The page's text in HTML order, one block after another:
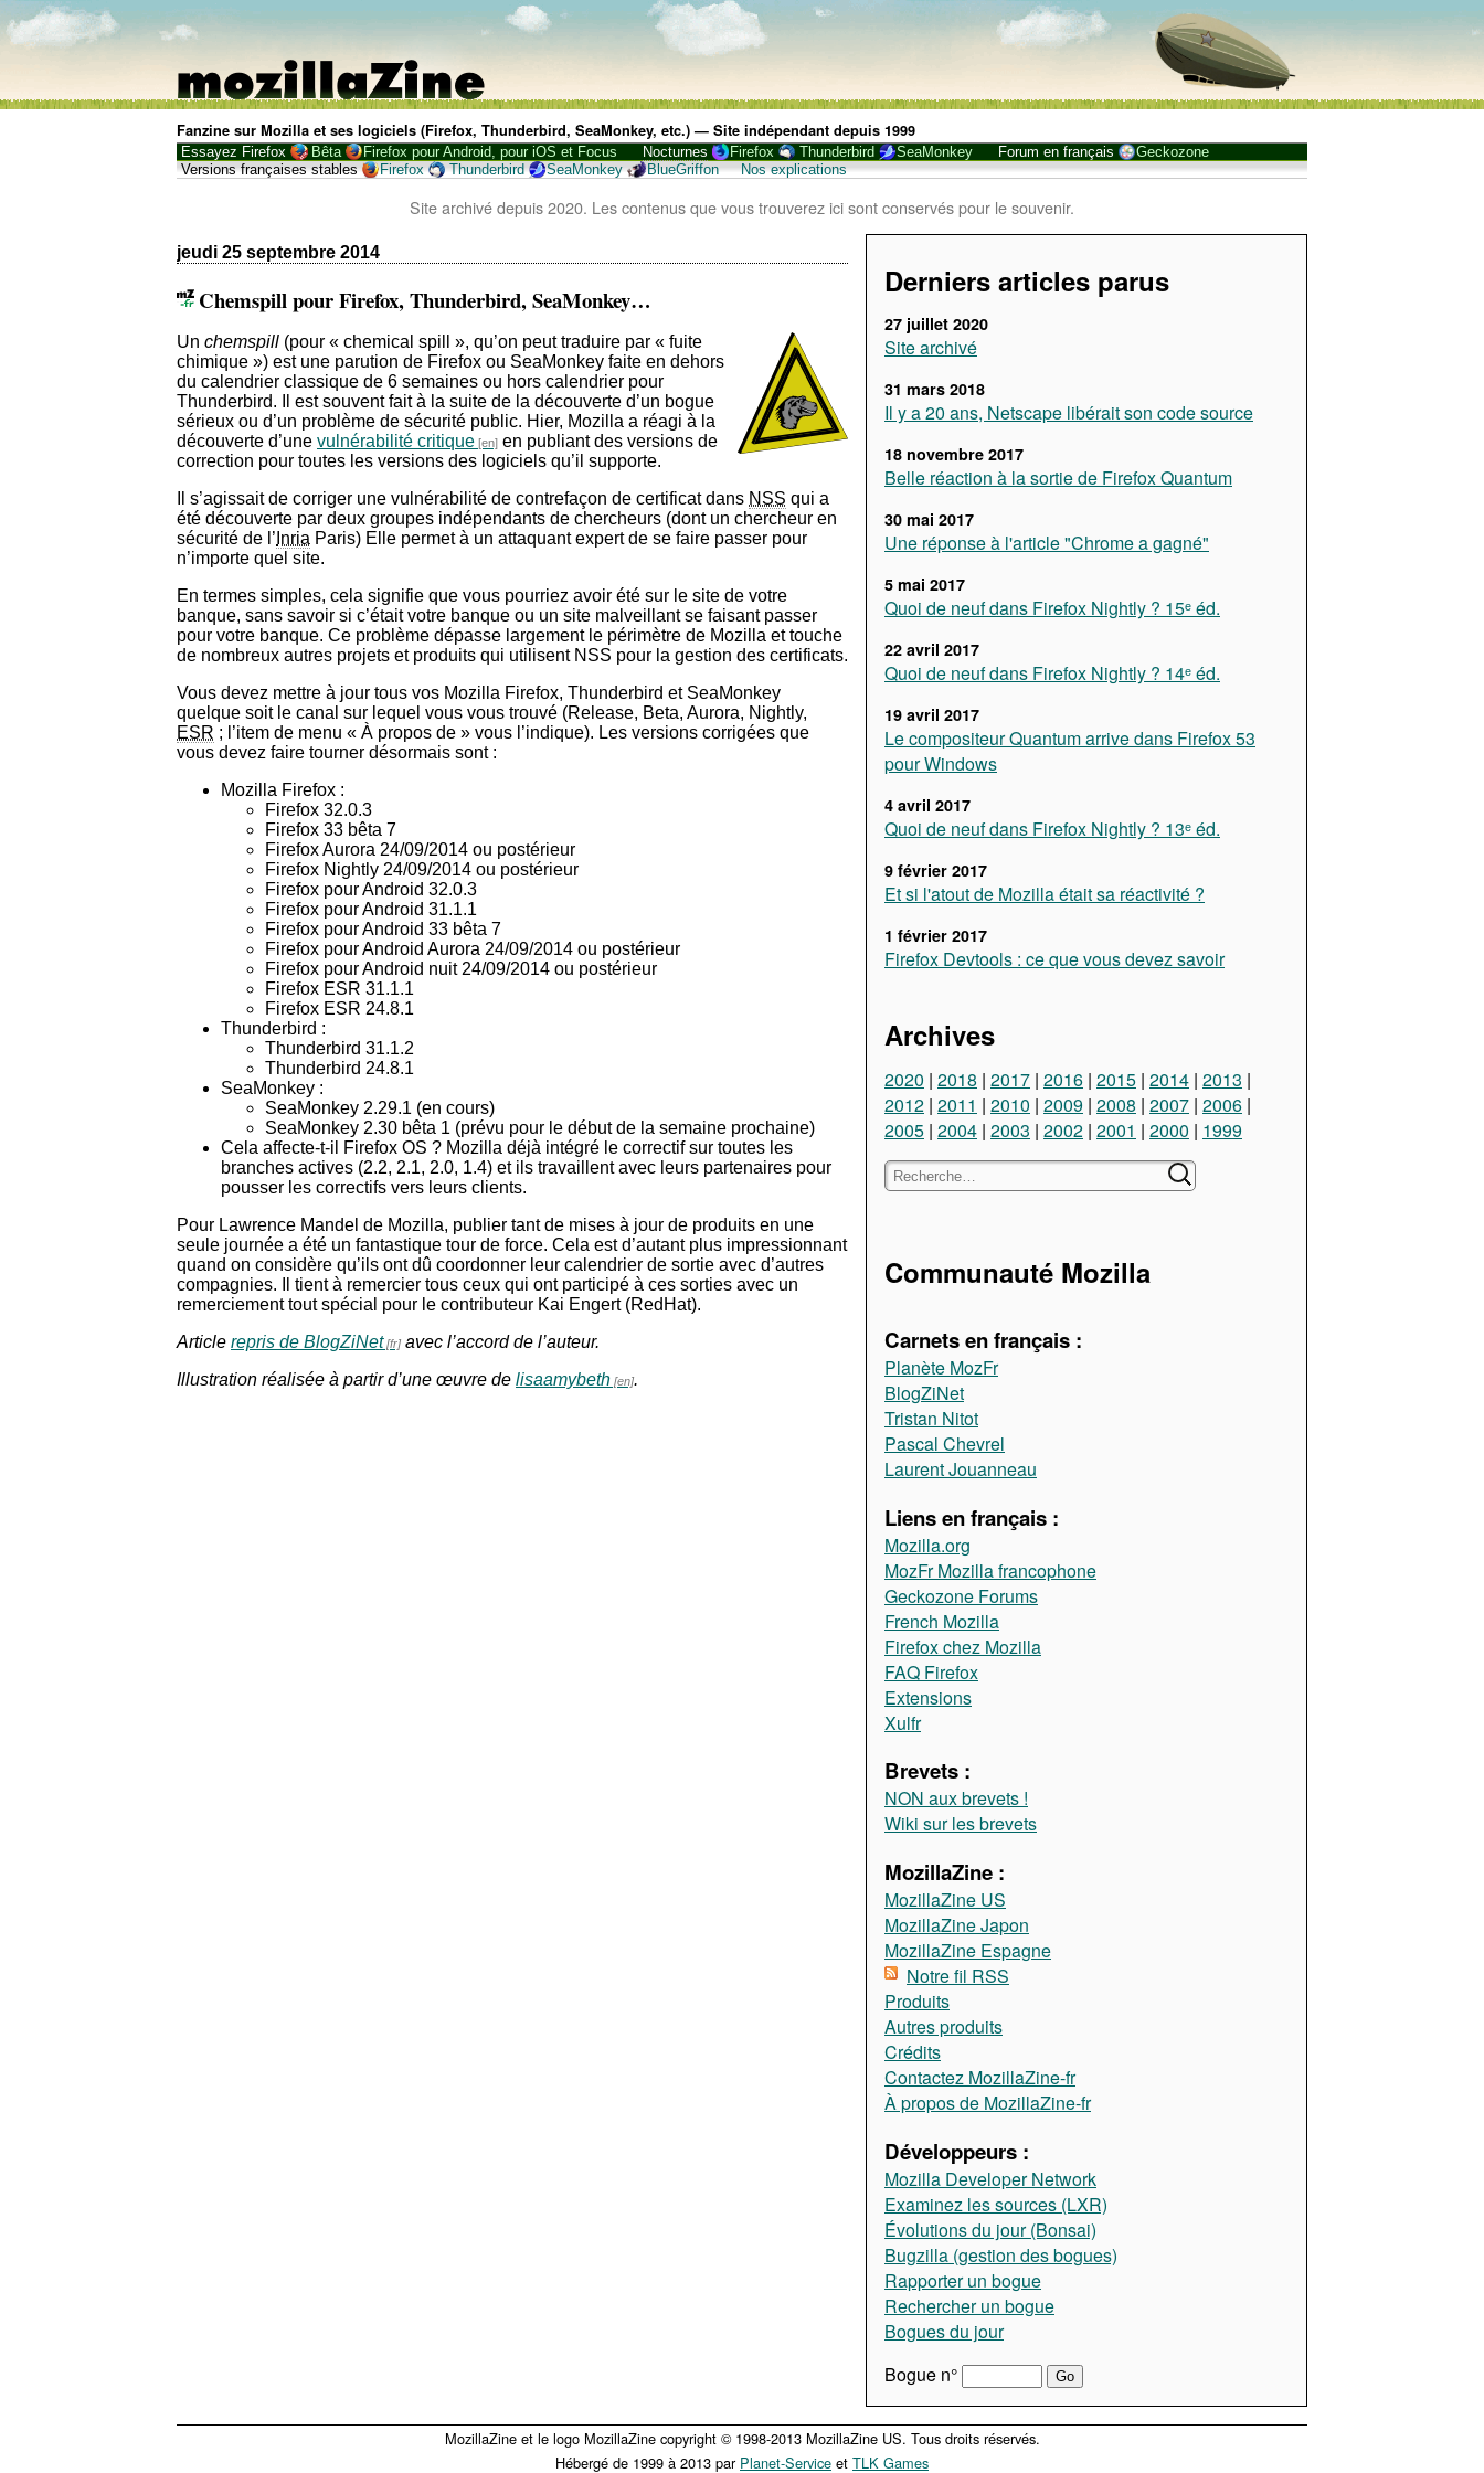
Fanzine sur Mozilla et ses logiciels (Firefox, Thunderbird, SeaMonkey, etc.) — Site indépendant depuis 1999
Essayez Firefox Bêta Firefox pour Android, pour iOS et Focus Nocturnes Firefox Thunderbird SeaMonkey Forum en français
Geckozone
Versions françaises stables
Firefox Thunderbird SeaMonkey BlueGriffon Nos explications
Site archivé depuis 2020. Les contenus que vous trouverez ici sont conservés pour le souvenir.
Derniers articles parus
27 juillet 2020
Site archivé
31 mars 2018
Il y a 20 ans, Netscape libérait son code source
18 novembre 2017
Belle réaction à la sortie de Firefox Quantum
30 mai 2017
Une réponse à l'article "Chrome a gagné"
5 mai 2017
Quoi de neuf dans Firefox Nightly ? 15ᵉ éd.
22 avril 2017
Quoi de neuf dans Firefox Nightly ? 14ᵉ éd.
19 avril 2017
Le compositeur Quantum arrive dans Firefox 53
pour Windows
4 avril 2017
Quoi de neuf dans Firefox Nightly ? 13ᵉ éd.
9 février 2017
Et si l'atout de Mozilla était sa réactivité ?
1 février 2017
Firefox Devtools : ce que vous devez savoir
Archives
2020 2018 2017 2016 2015 2014 2013
2012 2011 2010 2009 2008 2007 2006
2005 2004 2003 2002 2001 2000 1999
Communauté Mozilla
Carnets en français :
Planète MozFr
BlogZiNet
Tristan Nitot
Pascal Chevrel
Laurent Jouanneau
Liens en français :
Mozilla.org
MozFr Mozilla francophone
Geckozone Forums
French Mozilla
Firefox chez Mozilla
FAQ Firefox
Extensions
Xulfr
Brevets :
NON aux brevets !
Wiki sur les brevets
MozillaZine :
MozillaZine US
MozillaZine Japon
MozillaZine Espagne
Notre fil RSS
Produits
Autres produits
Crédits
Contactez MozillaZine-fr
À propos de MozillaZine-fr
Développeurs :
Mozilla Developer Network
Examinez les sources (LXR)
Évolutions du jour (Bonsai)
Bugzilla (gestion des bogues)
Rapporter un bogue
Rechercher un bogue
Bogues du jour
Bogue n°
jeudi 25 septembre 2014
Chemspill pour Firefox, Thunderbird, SeaMonkey…
Un chemspill (pour « chemical spill », qu’on peut traduire par « fuite
chimique ») est une parution de Firefox ou SeaMonkey faite en dehors
du calendrier classique de 6 semaines ou hors calendrier pour
Thunderbird. Il est souvent fait à la suite de la découverte d’un bogue
sérieux ou d’un problème de sécurité public. Hier, Mozilla a réagi à la
découverte d’une vulnérabilité critique
en publiant des versions de
correction pour toutes les versions des logiciels qu’il supporte.
Il s’agissait de corriger une vulnérabilité de contrefaçon de certificat dans NSS qui a
été découverte par deux groupes indépendants de chercheurs (dont un chercheur en
sécurité de l’ Inria Paris) Elle permet à un attaquant expert de se faire passer pour
n’importe quel site.
En termes simples, cela signifie que vous pourriez avoir été sur le site de votre
banque, sans savoir si c’était votre banque ou un site malveillant se faisant passer
pour votre banque. Ce problème dépasse largement le périmètre de Mozilla et touche
de nombreux autres projets et produits qui utilisent NSS pour la gestion des certificats.
Vous devez mettre à jour tous vos Mozilla Firefox, Thunderbird et SeaMonkey
quelque soit le canal sur lequel vous vous trouvé (Release, Beta, Aurora, Nightly,
ESR ; l’item de menu « À propos de » vous l’indique). Les versions corrigées que
vous devez faire tourner désormais sont :
Mozilla Firefox :
Firefox 32.0.3
Firefox 33 bêta 7
Firefox Aurora 24/09/2014 ou postérieur
Firefox Nightly 24/09/2014 ou postérieur
Firefox pour Android 32.0.3
Firefox pour Android 31.1.1
Firefox pour Android 33 bêta 7
Firefox pour Android Aurora 24/09/2014 ou postérieur
Firefox pour Android nuit 24/09/2014 ou postérieur
Firefox ESR 31.1.1
Firefox ESR 24.8.1
Thunderbird :
Thunderbird 31.1.2
Thunderbird 24.8.1
SeaMonkey :
SeaMonkey 2.29.1 (en cours)
SeaMonkey 2.30 bêta 1 (prévu pour le début de la semaine prochaine)
Cela affecte-t-il Firefox OS ? Mozilla déjà intégré le correctif sur toutes les
branches actives (2.2, 2.1, 2.0, 1.4) et ils travaillent avec leurs partenaires pour
pousser les correctifs vers leurs clients.
Pour Lawrence Mandel de Mozilla, publier tant de mises à jour de produits en une
seule journée a été un fantastique tour de force. Cela est d’autant plus impressionnant
quand on considère qu’ils ont dû coordonner leur calendrier de sortie avec d’autres
compagnies. Il tient à remercier tous ceux qui ont participé à ces sorties avec un
remerciement tout spécial pour le contributeur Kai Engert (RedHat).
Article repris de BlogZiNet
avec l’accord de l’auteur.
Illustration réalisée à partir d’une œuvre de lisaamybeth .
MozillaZine et le logo MozillaZine copyright © 1998-2013 MozillaZine US. Tous droits réservés.
Hébergé de 1999 à 2013 par Planet-Service et TLK Games